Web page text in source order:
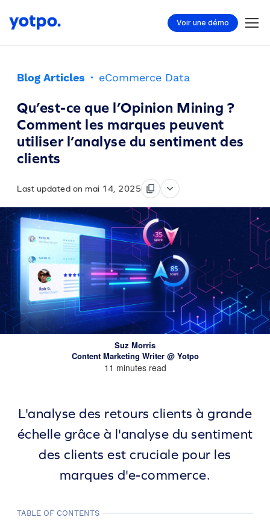
Voir une démo
Blog Articles · eCommerce Data
Qu’est-ce que l’Opinion Mining ?
Comment les marques peuvent
utiliser l’analyse du sentiment des
clients
Last updated on mai 14, 2025
Suz Morris
Content Marketing Writer @ Yotpo
11 minutes read
L'analyse des retours clients à grande
échelle grâce à l'analyse du sentiment
des clients est cruciale pour les
marques d'e-commerce.
TABLE OF CONTENTS